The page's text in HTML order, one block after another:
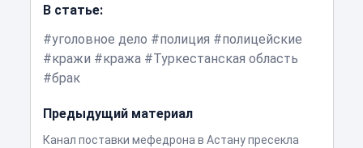
В статье:
уголовное дело
полиция
полицейские
кражи
кража
Туркестанская область
брак
Предыдущий материал
Канал поставки мефедрона в Астану пресекла